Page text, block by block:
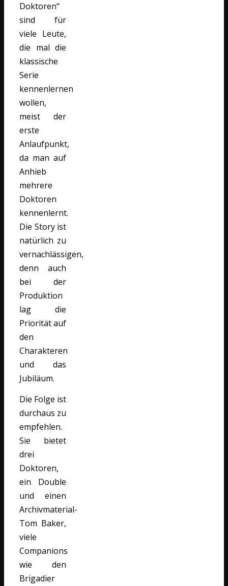
Doktoren“
sind für
viele Leute,
die mal die
klassische
Serie
kennenlernen
wollen,
meist der
erste
Anlaufpunkt,
da man auf
Anhieb
mehrere
Doktoren
kennenlernt.
Die Story ist
natürlich zu
vernachlässigen,
denn auch
bei der
Produktion
lag die
Priorität auf
den
Charakteren
und das
Jubiläum.
Die Folge ist
durchaus zu
empfehlen.
Sie bietet
drei
Doktoren,
ein Double
und einen
Archivmaterial-
Tom Baker,
viele
Companions
wie den
Brigadier